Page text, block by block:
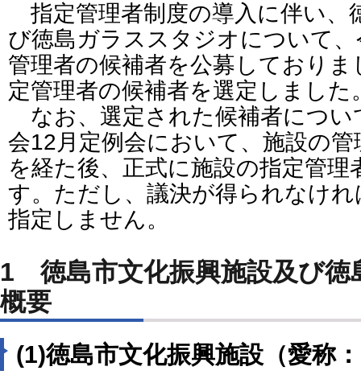
指定管理者制度の導入に伴い、
び徳島ガラススタジオについて
管理者の候補者を公募しており
定管理者の候補者を選定しました
なお、選定された候補者につい
会12月定例会において、施設の
を経た後、正式に施設の指定管
す。ただし、議決が得られなけ
指定しません。
1 徳島市文化振興施設及び徳
概要
(1)徳島市文化振興施設（愛称